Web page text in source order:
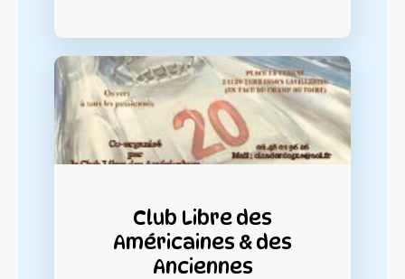
Club Libre des
Américaines & des
Anciennes